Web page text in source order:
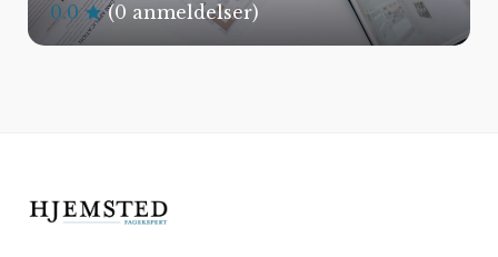
0.0 (0 anmeldelser)